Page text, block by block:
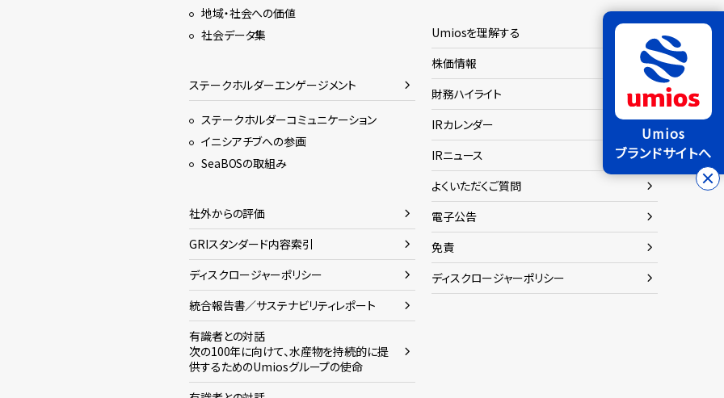
Umios
ブランドサイトへ
地域・社会への価値
社会データ集
ステークホルダーエンゲージメント
ステークホルダーコミュニケーション
イニシアチブへの参画
SeaBOSの取組み
社外からの評価
GRIスタンダード内容索引
ディスクロージャーポリシー
統合報告書／サステナビリティレポート
有識者との対話
次の100年に向けて、水産物を持続的に提
供するためのUmiosグループの使命
Umiosを理解する
株価情報
財務ハイライト
IRカレンダー
IRニュース
よくいただくご質問
電子公告
免責
ディスクロージャーポリシー